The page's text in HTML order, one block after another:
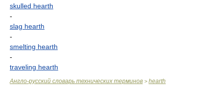
skulled hearth
-
slag hearth
-
smelting hearth
-
traveling hearth
Англо-русский словарь технических терминов > hearth